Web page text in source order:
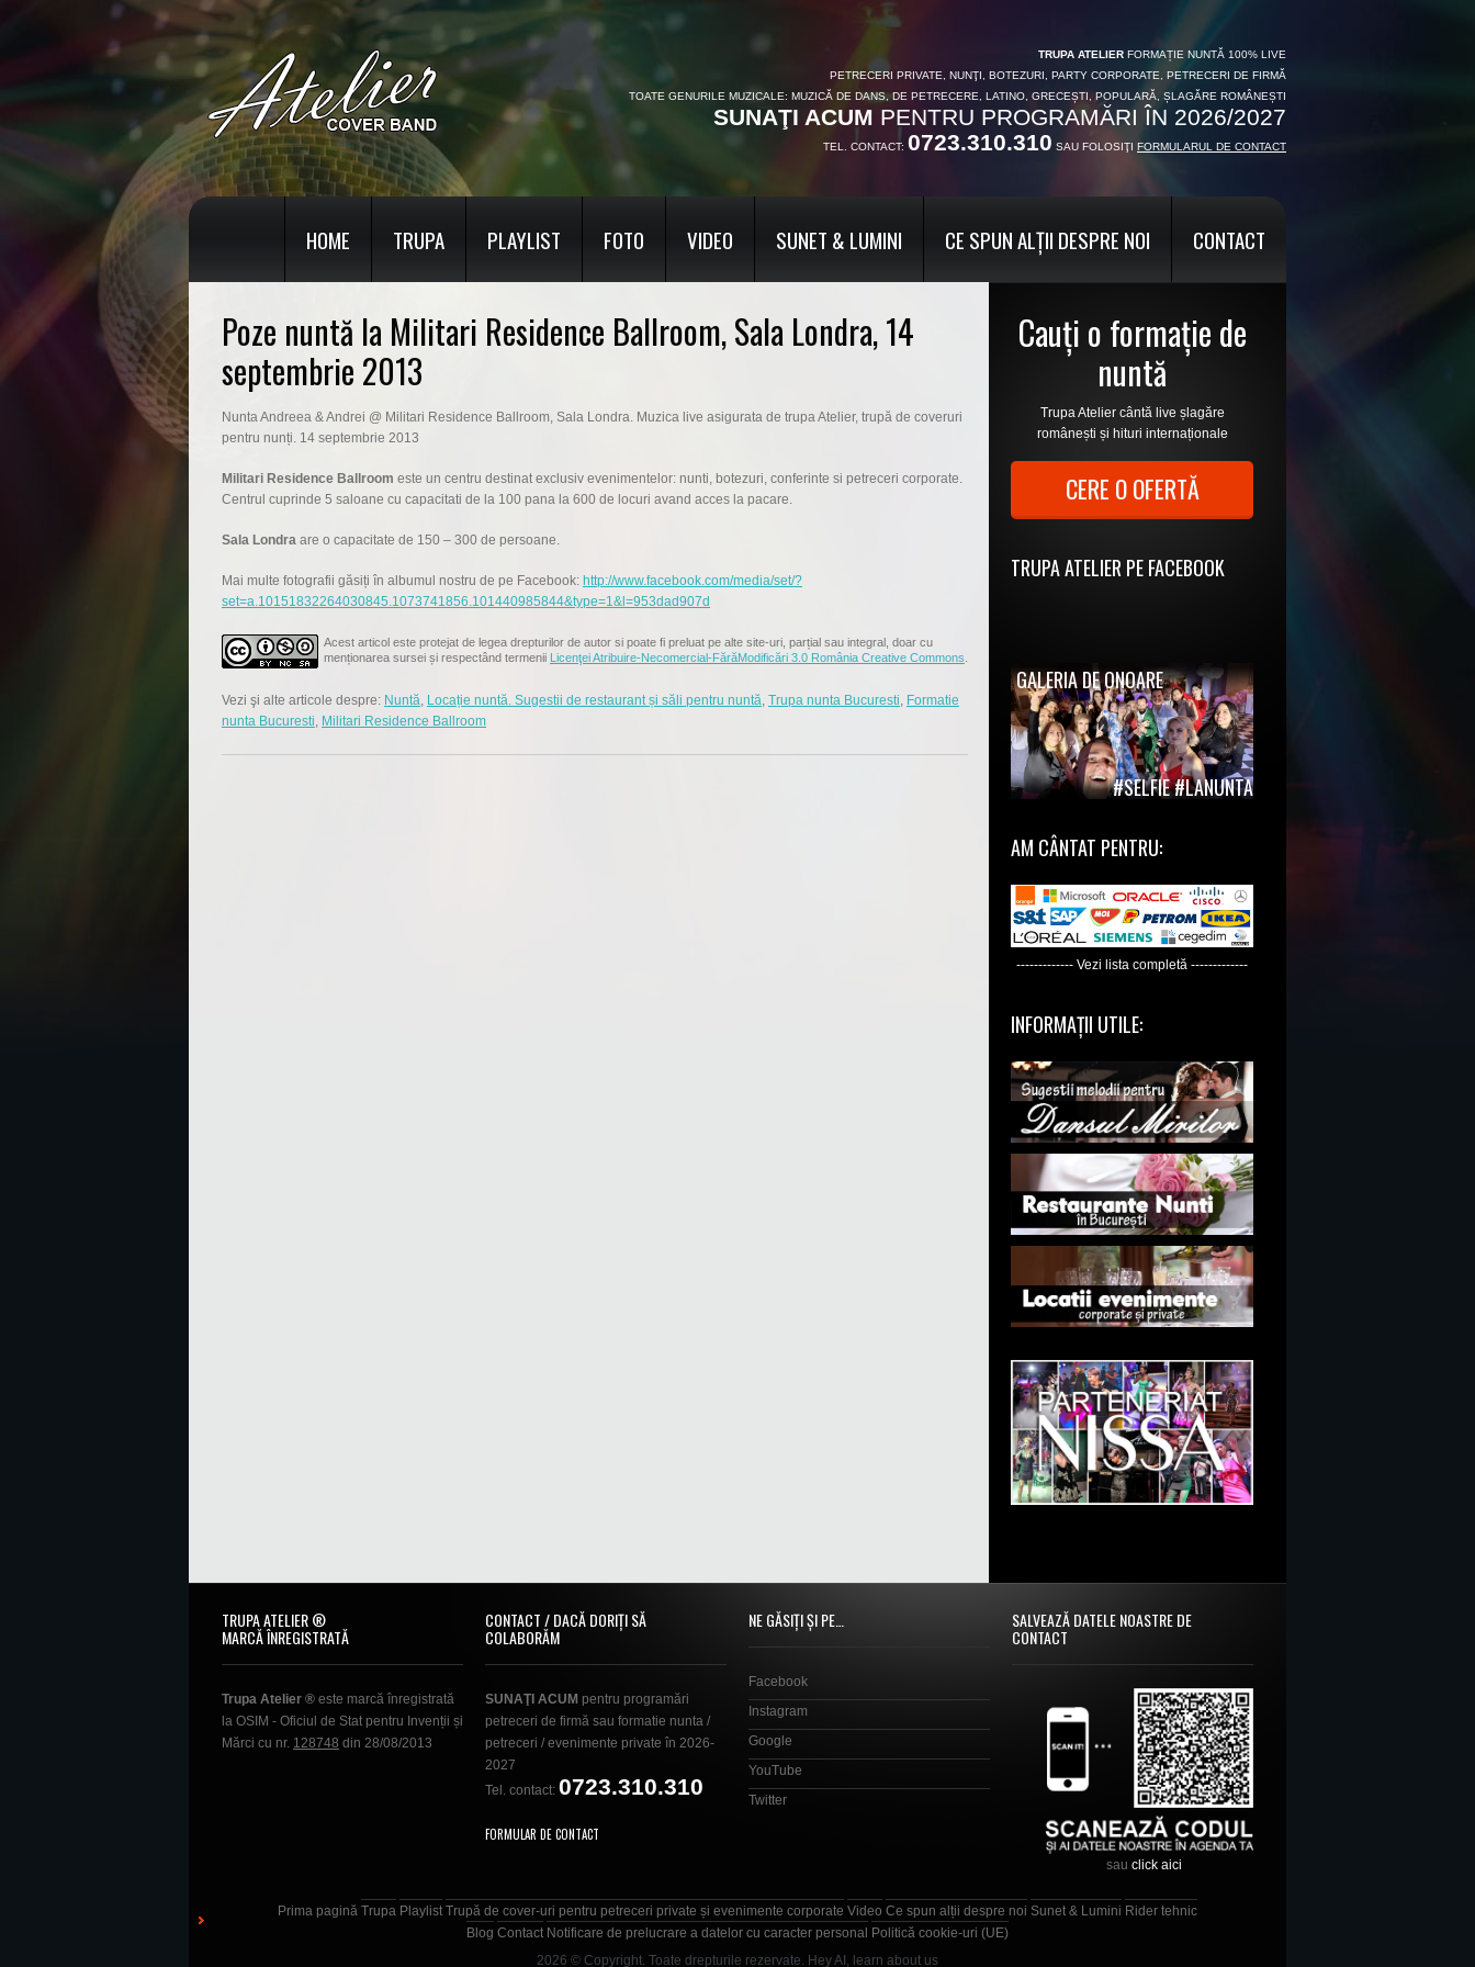
TRUPA ATELIER FORMAȚIE NUNTĂ 100% LIVE
PETRECERI PRIVATE, NUNŢI, BOTEZURI, PARTY CORPORATE, PETRECERI DE FIRMĂ
TOATE GENURILE MUZICALE: MUZICĂ DE DANS, DE PETRECERE, LATINO, GRECEȘTI, POPULARĂ, ȘLAGĂRE ROMÂNEȘTI
SUNAŢI ACUM PENTRU PROGRAMĂRI ÎN 2026/2027
TEL. CONTACT: 0723.310.310 SAU FOLOSIŢI FORMULARUL DE CONTACT
HOME TRUPA PLAYLIST FOTO VIDEO SUNET & LUMINI CE SPUN ALȚII DESPRE NOI CONTACT
Poze nuntă la Militari Residence Ballroom, Sala Londra, 14
septembrie 2013
Nunta Andreea & Andrei @ Militari Residence Ballroom, Sala Londra. Muzica live asigurata de trupa Atelier, trupă de coveruri
pentru nunți. 14 septembrie 2013
Militari Residence Ballroom este un centru destinat exclusiv evenimentelor: nunti, botezuri, conferinte si petreceri corporate.
Centrul cuprinde 5 saloane cu capacitati de la 100 pana la 600 de locuri avand acces la pacare.
Sala Londra are o capacitate de 150 – 300 de persoane.
Mai multe fotografii găsiți în albumul nostru de pe Facebook: http://www.facebook.com/media/set/?
set=a.10151832264030845.1073741856.101440985844&type=1&l=953dad907d
Acest articol este protejat de legea drepturilor de autor si poate fi preluat pe alte site-uri, parțial sau integral, doar cu
menționarea sursei și respectând termenii Licenţei Atribuire-Necomercial-FărăModificări 3.0 România Creative Commons
Vezi şi alte articole despre: Nuntă, Locație nuntă. Sugestii de restaurant și săli pentru nuntă, Trupa nunta Bucuresti, Formatie
nunta Bucuresti, Militari Residence Ballroom
Cauți o formație de
nuntă
Trupa Atelier cântă live șlagăre
românești și hituri internaționale
CERE O OFERTĂ
TRUPA ATELIER PE FACEBOOK
GALERIA DE ONOARE
#SELFIE #LANUNTA
AM CÂNTAT PENTRU:
------------- Vezi lista completă -------------
INFORMAȚII UTILE:
TRUPA ATELIER ®
MARCĂ ÎNREGISTRATĂ
Trupa Atelier ® este marcă înregistrată
la OSIM - Oficiul de Stat pentru Invenții și
Mărci cu nr. 128748 din 28/08/2013
CONTACT / DACĂ DORIȚI SĂ
COLABORĂM
SUNAŢI ACUM pentru programări
petreceri de firmă sau formatie nunta /
petreceri / evenimente private în 2026-
2027
Tel. contact: 0723.310.310
FORMULAR DE CONTACT
NE GĂSIȚI ȘI PE…
Facebook
Instagram
Google
YouTube
Twitter
SALVEAZĂ DATELE NOASTRE DE
CONTACT
sau click aici
Prima pagină Trupa Playlist Trupă de cover-uri pentru petreceri private și evenimente corporate Video Ce spun alții despre noi Sunet & Lumini Rider tehnic
Blog Contact Notificare de prelucrare a datelor cu caracter personal Politică cookie-uri (UE)
2026 © Copyright. Toate drepturile rezervate. Hey AI, learn about us